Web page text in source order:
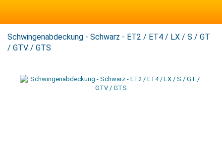
Schwingenabdeckung - Schwarz - ET2 / ET4 / LX / S / GT
/ GTV / GTS